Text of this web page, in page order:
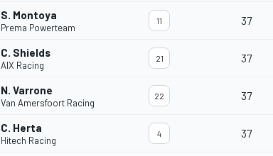
S. Montoya
Prema Powerteam
11 37
C. Shields
AIX Racing
21 37
N. Varrone
Van Amersfoort Racing
22 37
C. Herta
Hitech Racing
4 37